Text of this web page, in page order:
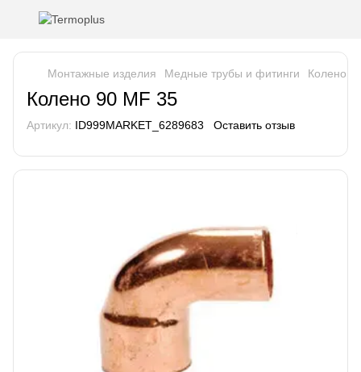
Монтажные изделия Медные трубы и фитинги Колено
Колено 90 MF 35
Артикул: ID999MARKET_6289683 Оставить отзыв